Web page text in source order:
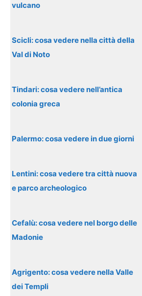
vulcano
Scicli: cosa vedere nella città della
Val di Noto
Tindari: cosa vedere nell’antica
colonia greca
Palermo: cosa vedere in due giorni
Lentini: cosa vedere tra città nuova
e parco archeologico
Cefalù: cosa vedere nel borgo delle
Madonie
Agrigento: cosa vedere nella Valle
dei Templi